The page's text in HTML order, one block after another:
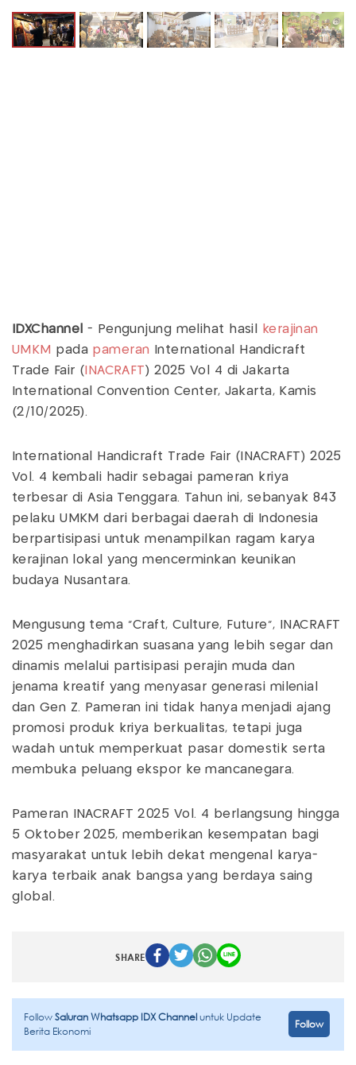
IDXChannel - Pengunjung melihat hasil
kerajinan
UMKM pada pameran International Handicraft
Trade Fair ( INACRAFT ) 2025 Vol 4 di Jakarta
International Convention Center, Jakarta, Kamis
(2/10/2025).
International Handicraft Trade Fair (INACRAFT) 2025
Vol. 4 kembali hadir sebagai pameran kriya
terbesar di Asia Tenggara. Tahun ini, sebanyak 843
pelaku UMKM dari berbagai daerah di Indonesia
berpartisipasi untuk menampilkan ragam karya
kerajinan lokal yang mencerminkan keunikan
budaya Nusantara.
Mengusung tema “Craft, Culture, Future”, INACRAFT
2025 menghadirkan suasana yang lebih segar dan
dinamis melalui partisipasi perajin muda dan
jenama kreatif yang menyasar generasi milenial
dan Gen Z. Pameran ini tidak hanya menjadi ajang
promosi produk kriya berkualitas, tetapi juga
wadah untuk memperkuat pasar domestik serta
membuka peluang ekspor ke mancanegara.
Pameran INACRAFT 2025 Vol. 4 berlangsung hingga
5 Oktober 2025, memberikan kesempatan bagi
masyarakat untuk lebih dekat mengenal karya-
karya terbaik anak bangsa yang berdaya saing
global.
SHARE
FollowSaluran Whatsapp IDX Channeluntuk Update
Berita Ekonomi
Follow